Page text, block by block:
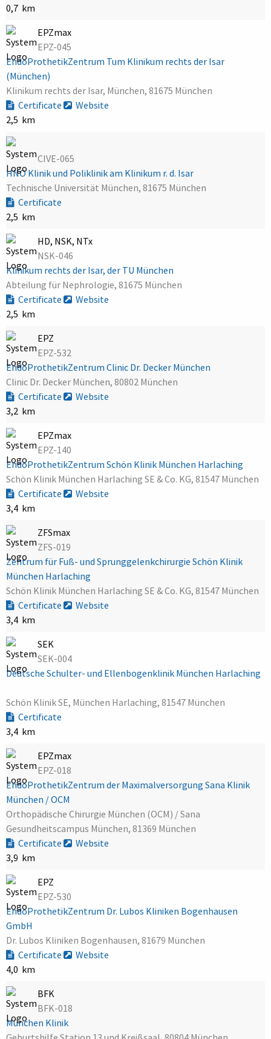
0,7 km
EPZmax
EPZ-045
EndoProthetikZentrum Tum Klinikum rechts der Isar
(München)
Klinikum rechts der Isar, München, 81675 München
Certificate
Website
2,5 km
CIVE-065
HNO Klinik und Poliklinik am Klinikum r. d. Isar
Technische Universität München, 81675 München
Certificate
2,5 km
HD, NSK, NTx
NSK-046
Klinikum rechts der Isar, der TU München
Abteilung für Nephrologie, 81675 München
Certificate
Website
2,5 km
EPZ
EPZ-532
EndoProthetikZentrum Clinic Dr. Decker München
Clinic Dr. Decker München, 80802 München
Certificate
Website
3,2 km
EPZmax
EPZ-140
EndoProthetikZentrum Schön Klinik München Harlaching
Schön Klinik München Harlaching SE & Co. KG, 81547 München
Certificate
Website
3,4 km
ZFSmax
ZFS-019
Zentrum für Fuß- und Sprunggelenkchirurgie Schön Klinik
München Harlaching
Schön Klinik München Harlaching SE & Co. KG, 81547 München
Certificate
Website
3,4 km
SEK
SEK-004
Deutsche Schulter- und Ellenbogenklinik München Harlaching
Schön Klinik SE, München Harlaching, 81547 München
Certificate
3,4 km
EPZmax
EPZ-018
EndoProthetikZentrum der Maximalversorgung Sana Klinik
München / OCM
Orthopädische Chirurgie München (OCM) / Sana
Gesundheitscampus München, 81369 München
Certificate
Website
3,9 km
EPZ
EPZ-530
EndoProthetikZentrum Dr. Lubos Kliniken Bogenhausen
GmbH
Dr. Lubos Kliniken Bogenhausen, 81679 München
Certificate
Website
4,0 km
BFK
BFK-018
München Klinik